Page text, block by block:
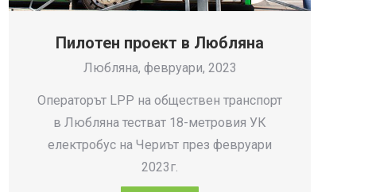
Пилотен проект в Любляна
Любляна, февруари, 2023
Операторът LPP на обществен транспорт
в Любляна тестват 18-метровия УК
електробус на Чериът през февруари
2023г.